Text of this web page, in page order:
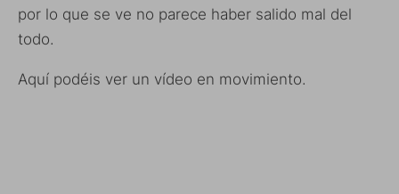
por lo que se ve no parece haber salido mal del
todo.
Aquí podéis ver un vídeo en movimiento.